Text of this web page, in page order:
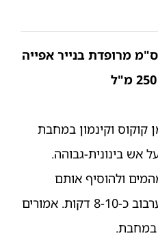
וקינמון במחבת
אש בינונית-גבוהה.
ולהוסיף אותם
למחבת. לבשל תוך ערבוב כ-8-10 דקות. אמורים
במחבת.